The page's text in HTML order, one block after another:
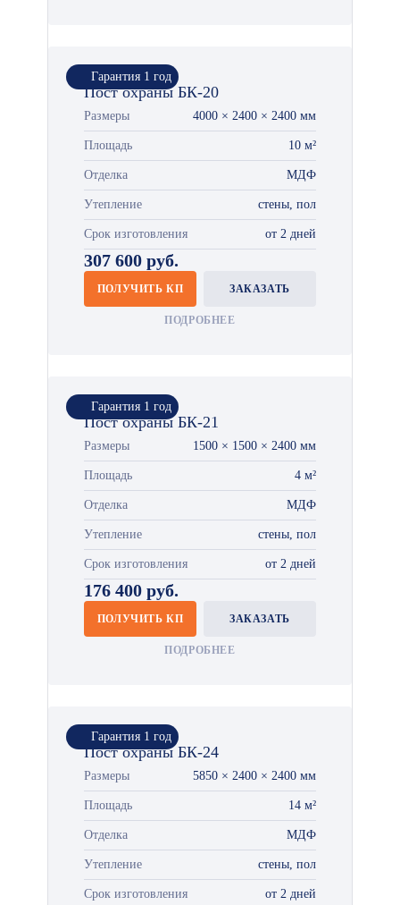
Гарантия 1 год
Пост охраны БК-20
Размеры 4000 × 2400 × 2400 мм
Площадь 10 м²
Отделка МДФ
Утепление стены, пол
Срок изготовления от 2 дней
307 600 руб.
ПОЛУЧИТЬ КП ЗАКАЗАТЬ
ПОДРОБНЕЕ
Гарантия 1 год
Пост охраны БК-21
Размеры 1500 × 1500 × 2400 мм
Площадь 4 м²
Отделка МДФ
Утепление стены, пол
Срок изготовления от 2 дней
176 400 руб.
ПОЛУЧИТЬ КП ЗАКАЗАТЬ
ПОДРОБНЕЕ
Гарантия 1 год
Пост охраны БК-24
Размеры 5850 × 2400 × 2400 мм
Площадь 14 м²
Отделка МДФ
Утепление стены, пол
Срок изготовления от 2 дней